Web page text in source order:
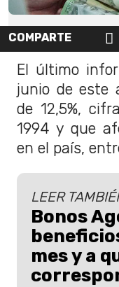
COMPARTE
El último
junio de este
de 12,5%,
1994 y que
en el país,
LEER
Bonos
mes y a